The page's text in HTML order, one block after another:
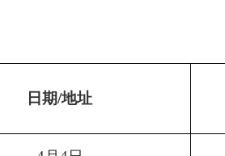
日期/地址